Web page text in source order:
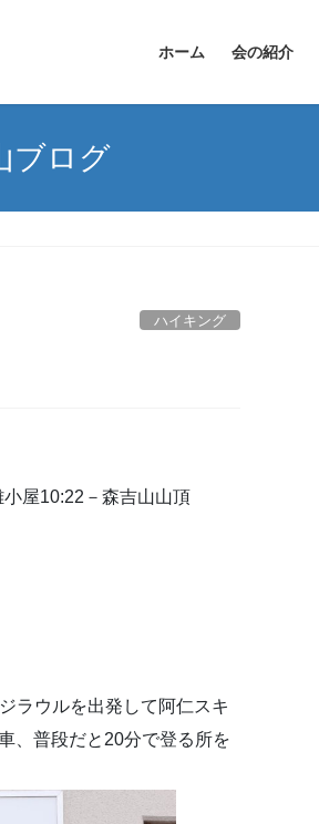
ホーム 会の紹介
ブログ
ハイキング
屋10:22－森吉山山頂
ラウルを出発して阿仁スキ
、普段だと20分で登る所を